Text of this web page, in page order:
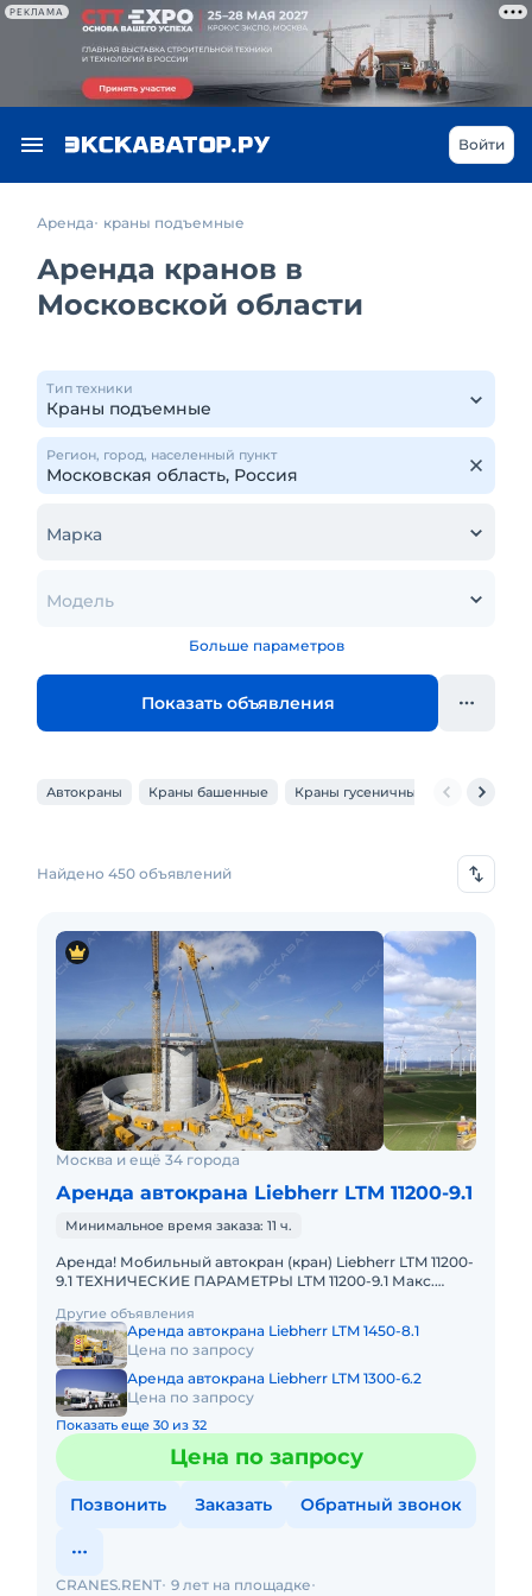
РЕКЛАМА
Войти
Аренда краны подъемные
Аренда кранов в
Московской области
Тип техники
Регион, город, населенный пункт
Марка
Модель
Больше параметров
Показать объявления
Автокраны Краны башенные Краны гусеничные Краны
Найдено 450 объявлений
Москва и ещё 34 города
Аренда автокрана Liebherr LTM 11200-9.1
Минимальное время заказа: 11 ч.
Аренда! Мобильный автокран (кран) Liebherr LTM 11200-
9.1 ТЕХНИЧЕСКИЕ ПАРАМЕТРЫ LTM 11200-9.1 Макс.
м Макс.
Другие объявления
Аренда автокрана Liebherr LTM 1450-8.1
Цена по запросу
Аренда автокрана Liebherr LTM 1300-6.2
Цена по запросу
Показать еще 30 из 32
Цена по запросу
Позвонить Заказать Обратный звонок
CRANES.RENT 9 лет на площадке